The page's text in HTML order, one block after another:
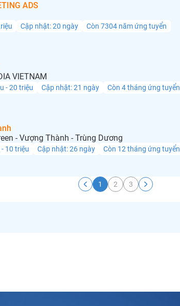
ADS
Cập nhật: 20 ngày
Còn 7304 năm ứng tuyển
VIETNAM
- 20 triệu Cập nhật: 21 ngày
Còn 4 tháng ứng tuyển
- Vượng Thành - Trùng Dương
10 triệu Cập nhật: 26 ngày
Còn 12 tháng ứng tuyển
1 2 3